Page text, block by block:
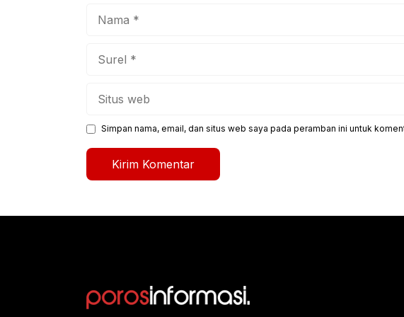
Simpan nama, email, dan situs web saya pada peramban ini untuk